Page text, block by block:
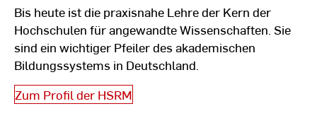
Bis heute ist die praxisnahe Lehre der Kern der
Hochschulen für angewandte Wissenschaften. Sie
sind ein wichtiger Pfeiler des akademischen
Bildungssystems in Deutschland.
Zum Profil der HSRM